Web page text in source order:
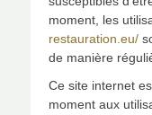
moment, les
restauration.eu/
de manière
Ce site internet
moment aux